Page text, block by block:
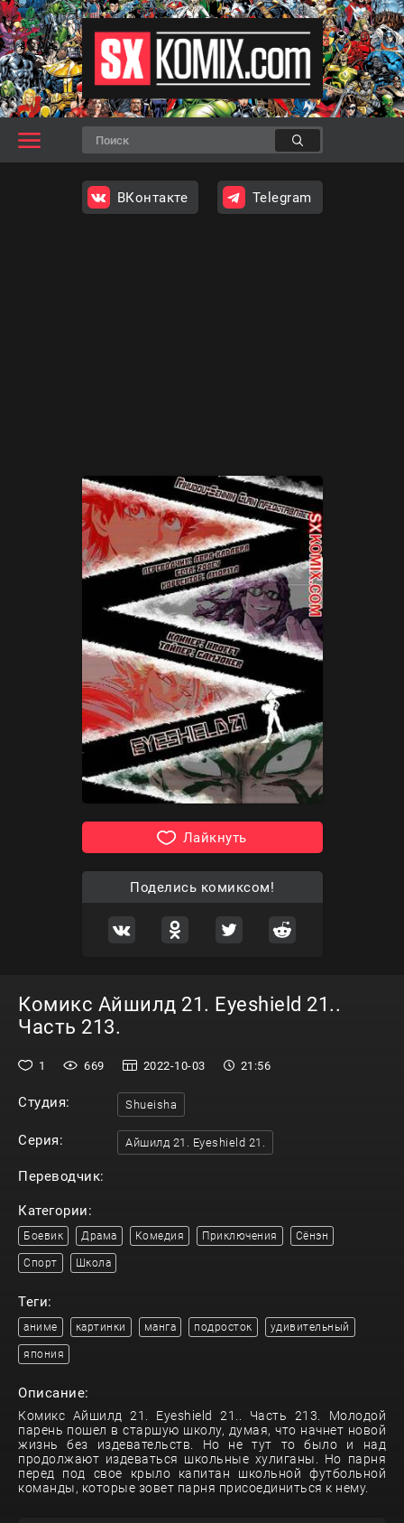
ВКонтакте Telegram
Лайкнуть
Поделись комиксом!
Комикс Айшилд 21. Eyeshield 21..
Часть 213.
1 669 2022-10-03 21:56
Студия: Shueisha
Серия: Айшилд 21. Eyeshield 21.
Переводчик:
Категории:
Боевик Драма Комедия Приключения Сёнэн
Спорт Школа
Теги:
аниме картинки манга подросток удивительный
япония
Описание:
Комикс Айшилд 21. Eyeshield 21.. Часть 213. Молодой
парень пошел в старшую школу, думая, что начнет новой
жизнь без издевательств. Но не тут то было и над
продолжают издеваться школьные хулиганы. Но парня
перед под свое крыло капитан школьной футбольной
команды, которые зовет парня присоединиться к нему.